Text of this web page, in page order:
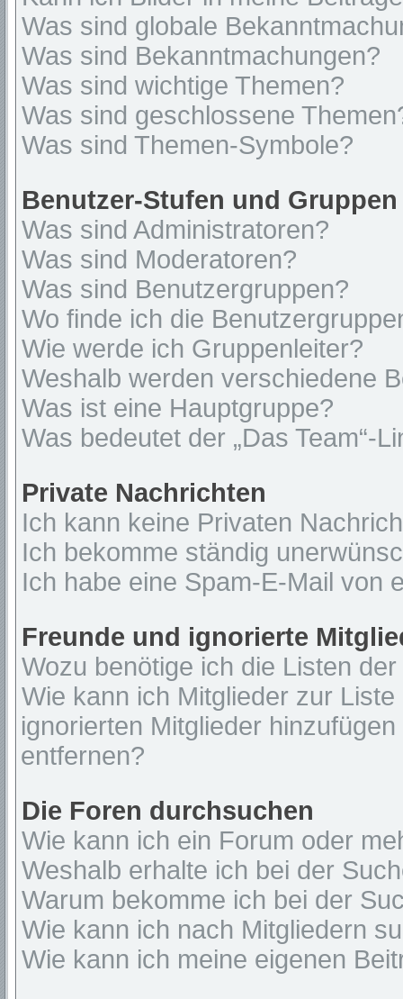
Was sind globale
Was sind Bekanntmachungen?
Was sind wichtige Themen?
Was sind geschlossene
Was sind Themen-Symbole?
Benutzer-Stufen und Gruppen
Was sind Administratoren?
Was sind Moderatoren?
Was sind Benutzergruppen?
Wo finde ich die
Wie werde ich Gruppenleiter?
Weshalb werden verschiedene
Was ist eine Hauptgruppe?
Was bedeutet der „Das Team“-
Private Nachrichten
Ich kann keine Privaten
Ich bekomme ständig
Ich habe eine Spam-E-Mail von
Freunde und ignorierte
Wozu benötige ich die Listen
Wie kann ich Mitglieder zur
ignorierten Mitglieder
entfernen?
Die Foren durchsuchen
Wie kann ich ein Forum oder
Weshalb erhalte ich bei der
Warum bekomme ich bei der
Wie kann ich nach Mitgliedern
Wie kann ich meine eigenen